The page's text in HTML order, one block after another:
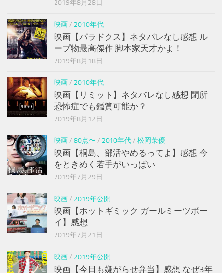
2019年8月28日
映画/ 2010年代
映画【パラドクス】ネタバレなし感想 ル
ープ物最高傑作 脚本家天才かよ！
2019年8月18日
映画/ 2010年代
映画【リミット】ネタバレなし感想 閉所
恐怖症でも鑑賞可能か？
2019年8月12日
映画/ 80点〜 / 2010年代/ 松岡茉優
映画【桐島、部活やめるってよ】感想 今
をときめく若手がいっぱい
2019年7月29日
映画/ 2019年公開
映画【ホットギミック ガールミーツボー
イ】感想
2019年7月21日
映画/ 2019年公開
映画【今日も嫌がらせ弁当】感想 なぜ3年